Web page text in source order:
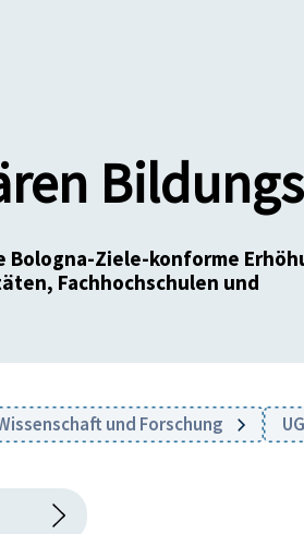
Ziele-konforme
Fachhochschulen und
und Forschung